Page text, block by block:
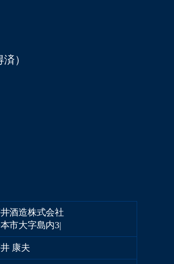
）
酒造株式会社
市大字島内3682番地
康夫